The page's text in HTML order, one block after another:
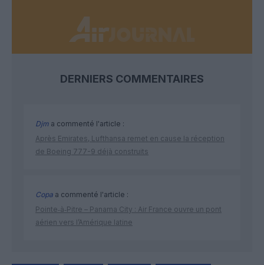
DERNIERS COMMENTAIRES
Djm a commenté l'article :
Après Emirates, Lufthansa remet en cause la réception
de Boeing 777-9 déjà construits
Copa a commenté l'article :
Pointe‑à‑Pitre – Panama City : Air France ouvre un pont
aérien vers l’Amérique latine